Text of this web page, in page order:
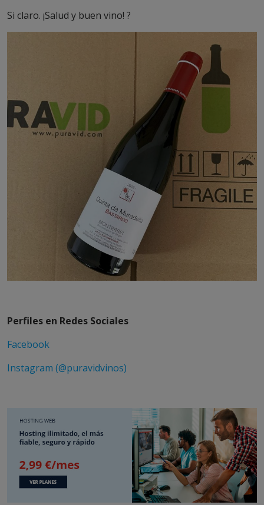
Si claro. ¡Salud y buen vino! ?
Perfiles en Redes Sociales
Facebook
Instagram (@puravidvinos)